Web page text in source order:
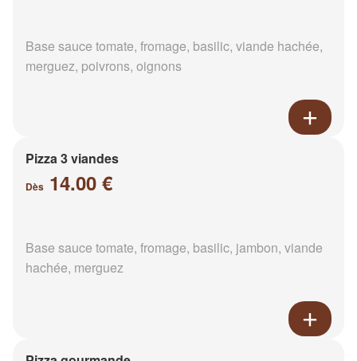
Base sauce tomate, fromage, basilic, viande hachée,
merguez, poivrons, oignons
Pizza 3 viandes
Dès 14.00 €
Base sauce tomate, fromage, basilic, jambon, viande
hachée, merguez